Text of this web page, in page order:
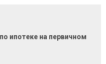
ипотеке на первичном